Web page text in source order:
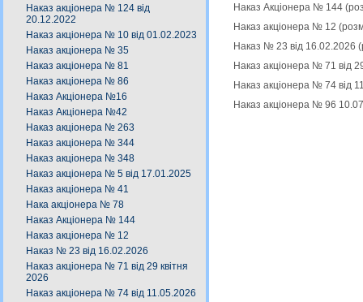
Наказ акціонера № 124 від
20.12.2022
Наказ акціонера № 10 від 01.02.2023
Наказ акціонера № 35
Наказ акціонера № 81
Наказ акціонера № 86
Наказ Акціонера №16
Наказ Акціонера №42
Наказ акціонера № 263
Наказ акціонера № 344
Наказ акціонера № 348
Наказ акціонера № 5 від 17.01.2025
Наказ акціонера № 41
Нака акціонера № 78
Наказ Акціонера № 144
Наказ акціонера № 12
Наказ № 23 від 16.02.2026
Наказ акціонера № 71 від 29 квітня
2026
Наказ акціонера № 74 від 11.05.2026
Наказ Акціонера № 144
Наказ акціонера № 12
Наказ № 23 від 16.02.2026
Наказ акціонера № 71 від
Наказ акціонера № 74 від
Наказ акціонера № 96